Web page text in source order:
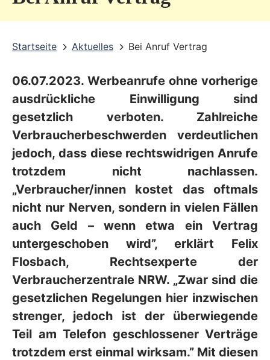
Startseite Aktuelles Bei Anruf Vertrag
06.07.2023. Werbeanrufe ohne vorherige
ausdrückliche Einwilligung sind
gesetzlich verboten. Zahlreiche
Verbraucherbeschwerden verdeutlichen
jedoch, dass diese rechtswidrigen Anrufe
trotzdem nicht nachlassen.
„Verbraucher/innen kostet das oftmals
nicht nur Nerven, sondern in vielen Fällen
auch Geld – wenn etwa ein Vertrag
untergeschoben wird”, erklärt Felix
Flosbach, Rechtsexperte der
Verbraucherzentrale NRW. „Zwar sind die
gesetzlichen Regelungen hier inzwischen
strenger, jedoch ist der überwiegende
Teil am Telefon geschlossener Verträge
trotzdem erst einmal wirksam.” Mit diesen
v